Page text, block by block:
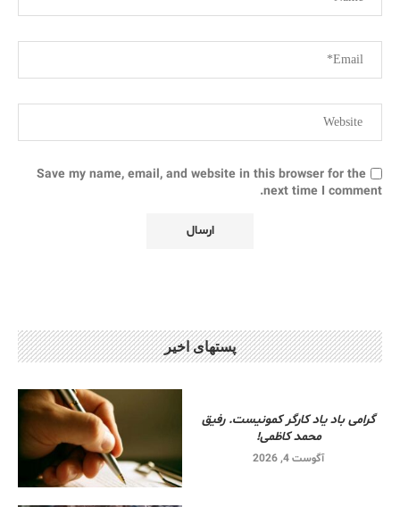
Save my name, email, and website in this browser for the
next time I comment.
پستهای اخیر
گرامی باد یاد کارگر کمونیست. رفیق
محمد کاظمی!
آگوست 4, 2026